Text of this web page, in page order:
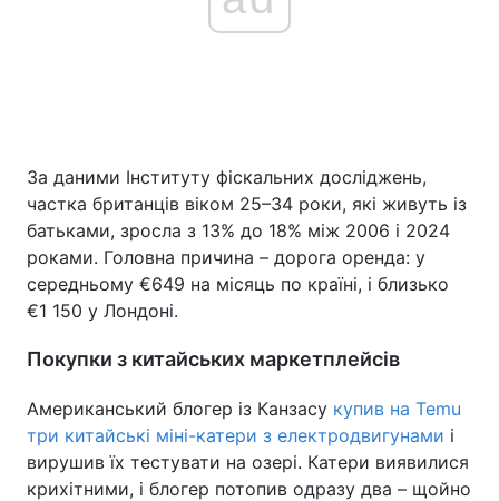
За даними Інституту фіскальних досліджень,
частка британців віком 25–34 роки, які живуть із
батьками, зросла з 13% до 18% між 2006 і 2024
роками. Головна причина – дорога оренда: у
середньому €649 на місяць по країні, і близько
€1 150 у Лондоні.
Покупки з китайських маркетплейсів
Американський блогер із Канзасу купив на Temu
три китайські міні-катери з електродвигунами і
вирушив їх тестувати на озері. Катери виявилися
крихітними, і блогер потопив одразу два – щойно